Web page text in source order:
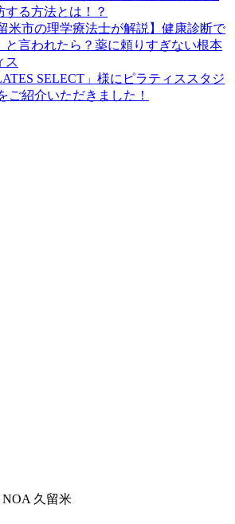
する方法とは！？
米市の理学療法士が解説】健康診断で
と言われたら？薬に頼りすぎない根本
ス
SELECT」様にピラティススタジ
ご紹介いただきました！
久留米